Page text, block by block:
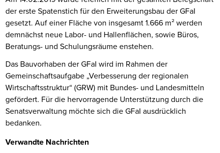
der erste Spatenstich für den Erweiterungsbau der GFaI
gesetzt. Auf einer Fläche von insgesamt 1.666 m² werden
demnächst neue Labor- und Hallenflächen, sowie Büros,
Beratungs- und Schulungsräume enstehen.
Das Bauvorhaben der GFaI wird im Rahmen der
Gemeinschaftsaufgabe „Verbesserung der regionalen
Wirtschaftsstruktur“ (GRW) mit Bundes- und Landesmitteln
gefördert. Für die hervorragende Unterstützung durch die
Senatsverwaltung möchte sich die GFaI ausdrücklich
bedanken.
Verwandte Nachrichten